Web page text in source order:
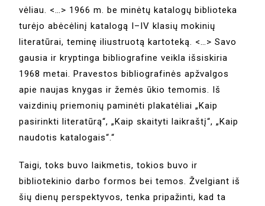
vėliau. <…> 1966 m. be minėtų katalogų biblioteka
turėjo abėcėlinį katalogą I–IV klasių mokinių
literatūrai, teminę iliustruotą kartoteką. <…> Savo
gausia ir kryptinga bibliografine veikla išsiskiria
1968 metai. Pravestos bibliografinės apžvalgos
apie naujas knygas ir žemės ūkio temomis. Iš
vaizdinių priemonių paminėti plakatėliai „Kaip
pasirinkti literatūrą“, „Kaip skaityti laikraštį“, „Kaip
naudotis katalogais“.“
Taigi, toks buvo laikmetis, tokios buvo ir
bibliotekinio darbo formos bei temos. Žvelgiant iš
šių dienų perspektyvos, tenka pripažinti, kad ta